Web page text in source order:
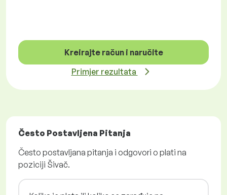
Kreirajte račun i naručite
Primjer rezultata
Često Postavljena Pitanja
Često postavljana pitanja i odgovori o plati na
poziciji Šivač.